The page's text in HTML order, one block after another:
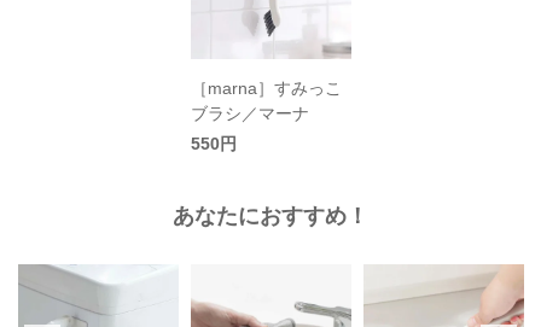
［marna］すみっこ
ブラシ／マーナ
550円
あなたにおすすめ！